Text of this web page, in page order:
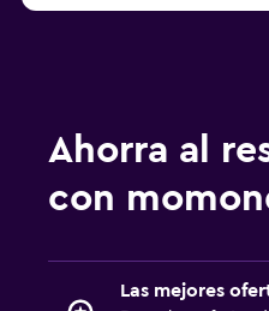
Ahorra al
con
Las mejores